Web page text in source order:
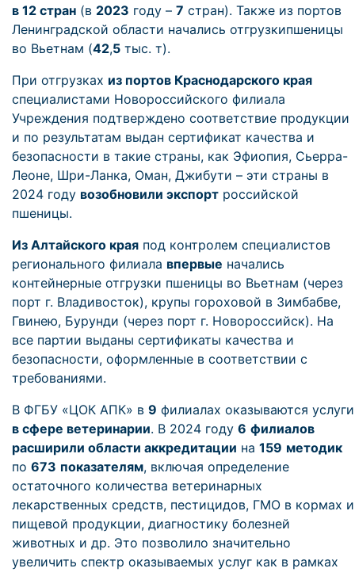
в 12 стран (в 2023 году – 7 стран). Также из портов
Ленинградской области начались отгрузкипшеницы
во Вьетнам (42,5 тыс. т).
При отгрузках из портов Краснодарского края
специалистами Новороссийского филиала
Учреждения подтверждено соответствие продукции
и по результатам выдан сертификат качества и
безопасности в такие страны, как Эфиопия, Сьерра-
Леоне, Шри-Ланка, Оман, Джибути – эти страны в
2024 году возобновили экспорт российской
пшеницы.
Из Алтайского края под контролем специалистов
регионального филиала впервые начались
контейнерные отгрузки пшеницы во Вьетнам (через
порт г. Владивосток), крупы гороховой в Зимбабве,
Гвинею, Бурунди (через порт г. Новороссийск). На
все партии выданы сертификаты качества и
безопасности, оформленные в соответствии с
требованиями.
В ФГБУ «ЦОК АПК» в 9 филиалах оказываются услуги
в сфере ветеринарии. В 2024 году 6 филиалов
расширили области аккредитации на 159 методик
по 673 показателям, включая определение
остаточного количества ветеринарных
лекарственных средств, пестицидов, ГМО в кормах и
пищевой продукции, диагностику болезней
животных и др. Это позволило значительно
увеличить спектр оказываемых услуг как в рамках